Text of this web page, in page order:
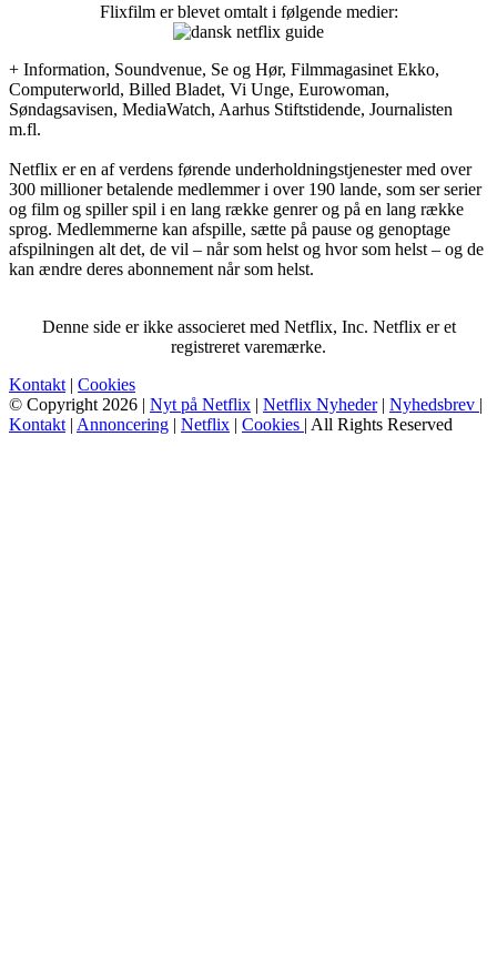
Flixfilm er blevet omtalt i følgende medier:
+ Information, Soundvenue, Se og Hør, Filmmagasinet Ekko,
Computerworld, Billed Bladet, Vi Unge, Eurowoman,
Søndagsavisen, MediaWatch, Aarhus Stiftstidende, Journalisten
m.fl.
Netflix er en af verdens førende underholdningstjenester med over
300 millioner betalende medlemmer i over 190 lande, som ser serier
og film og spiller spil i en lang række genrer og på en lang række
sprog. Medlemmerne kan afspille, sætte på pause og genoptage
afspilningen alt det, de vil – når som helst og hvor som helst – og de
kan ændre deres abonnement når som helst.
Denne side er ikke associeret med Netflix, Inc. Netflix er et
registreret varemærke.
Kontakt | Cookies
© Copyright 2026 | Nyt på Netflix | Netflix Nyheder| Nyhedsbrev |
Kontakt | Annoncering | Netflix | Cookies | All Rights Reserved